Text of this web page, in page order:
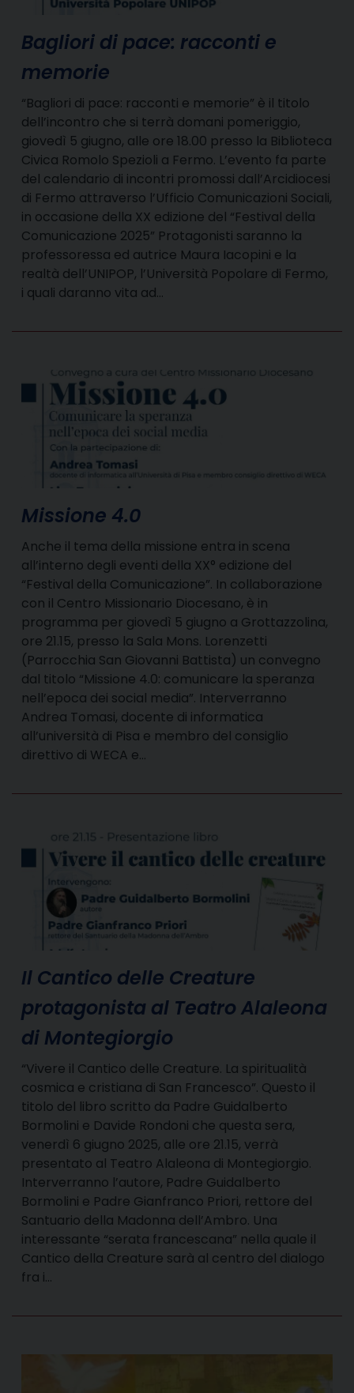
Bagliori di pace: racconti e
memorie
“Bagliori di pace: racconti e memorie” è il titolo
dell’incontro che si terrà domani pomeriggio,
giovedì 5 giugno, alle ore 18.00 presso la Biblioteca
Civica Romolo Spezioli a Fermo. L’evento fa parte
del calendario di incontri promossi dall’Arcidiocesi
di Fermo attraverso l’Ufficio Comunicazioni Sociali,
in occasione della XX edizione del “Festival della
Comunicazione 2025” Protagonisti saranno la
professoressa ed autrice Maura Iacopini e la
realtà dell’UNIPOP, l’Università Popolare di Fermo,
i quali daranno vita ad…
Missione 4.0
Anche il tema della missione entra in scena
all’interno degli eventi della XX° edizione del
“Festival della Comunicazione”. In collaborazione
con il Centro Missionario Diocesano, è in
programma per giovedì 5 giugno a Grottazzolina,
ore 21.15, presso la Sala Mons. Lorenzetti
(Parrocchia San Giovanni Battista) un convegno
dal titolo “Missione 4.0: comunicare la speranza
nell’epoca dei social media”. Interverranno
Andrea Tomasi, docente di informatica
all’università di Pisa e membro del consiglio
direttivo di WECA e…
Il Cantico delle Creature
protagonista al Teatro Alaleona
di Montegiorgio
“Vivere il Cantico delle Creature. La spiritualità
cosmica e cristiana di San Francesco”. Questo il
titolo del libro scritto da Padre Guidalberto
Bormolini e Davide Rondoni che questa sera,
venerdì 6 giugno 2025, alle ore 21.15, verrà
presentato al Teatro Alaleona di Montegiorgio.
Interverranno l’autore, Padre Guidalberto
Bormolini e Padre Gianfranco Priori, rettore del
Santuario della Madonna dell’Ambro. Una
interessante “serata francescana” nella quale il
Cantico della Creature sarà al centro del dialogo
fra i…